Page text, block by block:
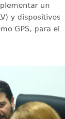
un
y dispositivos
GPS, para el